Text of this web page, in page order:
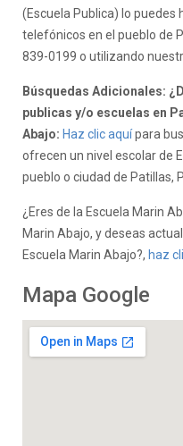
(Escuela Publica) lo puedes
telefónicos en el pueblo de
839-0199 o utilizando
Búsquedas Adicionales:
publicas y/o escuelas en
Abajo: Haz clic aquípara
ofrecen un nivel escolar de
pueblo o ciudad de Patillas,
¿Eres de la Escuela Marin
Marin Abajo, y deseas
Escuela Marin Abajo?, haz
Mapa Google